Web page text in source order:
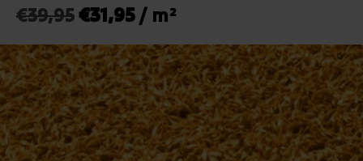
€39,95Oorspronkelijke
prijs
was:
€39,95.
€31,95Huidige
prijs
is:
€31,95.
/ m²